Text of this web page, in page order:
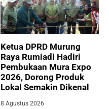
Ketua DPRD Murung
Raya Rumiadi Hadiri
Pembukaan Mura Expo
2026, Dorong Produk
Lokal Semakin Dikenal
8 Agustus 2026